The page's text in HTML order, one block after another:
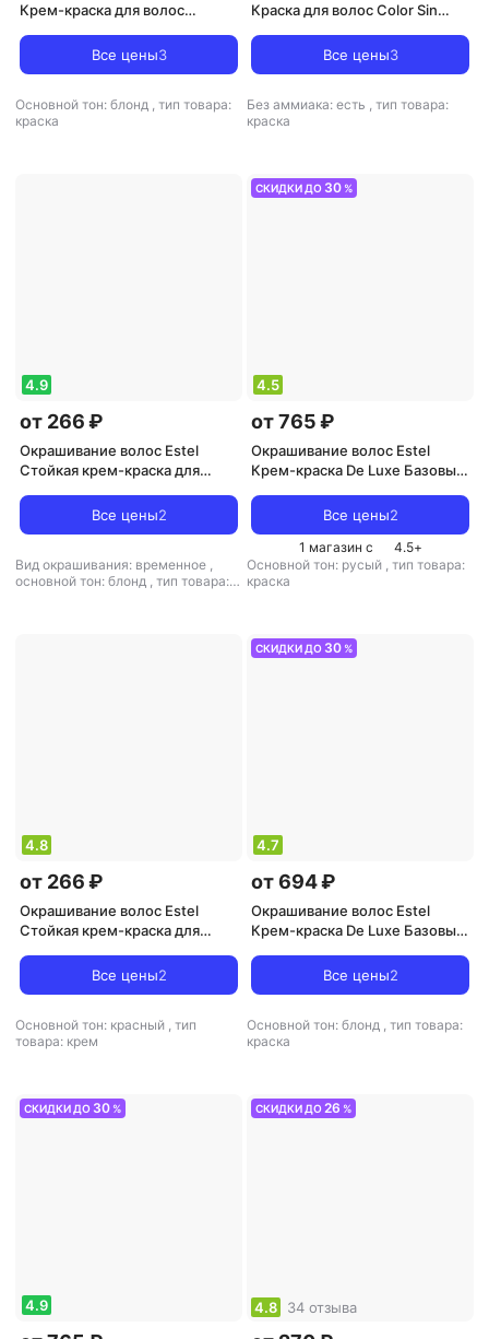
Крем-краска для волос
серебристо-серый, Сохо
Все цены3
Основной тон: блонд , тип товара:
краска
Краска для волос Color Sin
8411322244430
Все цены3
Без аммиака: есть , тип товара:
краска
4.9
от 266 ₽
Окрашивание волос Estel
Стойкая крем-краска для
платиновый EL10/0 (№1)
Все цены2
Вид окрашивания: временное ,
основной тон: блонд , тип товара:
СКИДКИ ДО 30 %
4.5
от 765 ₽
Окрашивание волос Estel
Крем-краска De Luxe Базовые
русый золотистый, 60 мл
Все цены2
1 магазин с 4.5+
Основной тон: русый , тип товара:
краска
4.8
от 266 ₽
Окрашивание волос Estel
Стойкая крем-краска для
дерево EL5/5Все цены2
Основной тон: красный , тип
товара: крем
СКИДКИ ДО 30 %
4.7
от 694 ₽
Окрашивание волос Estel
Крем-краска De Luxe Базовые
пепельно-золотистый, 60 мл
Все цены2
Основной тон: блонд , тип товара:
краска
СКИДКИ ДО 30 %
4.9
СКИДКИ ДО26 %
4.8 34 отзыва